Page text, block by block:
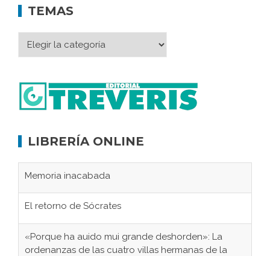
TEMAS
LIBRERÍA ONLINE
Memoria inacabada
El retorno de Sócrates
«Porque ha auido mui grande deshorden»: La
ordenanzas de las cuatro villas hermanas de la